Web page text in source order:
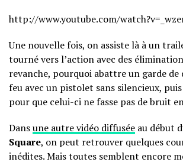
http://www.youtube.com/
Une nouvelle fois, on assiste là à un
tourné vers l’action avec des
revanche, pourquoi abattre un garde de
feu avec un pistolet sans silencieux,
pour que celui-ci ne fasse pas de bruit
Dansune autre vidéo diffusée au début
Square, on peut retrouver quelques
inédites. Mais toutes semblent encore